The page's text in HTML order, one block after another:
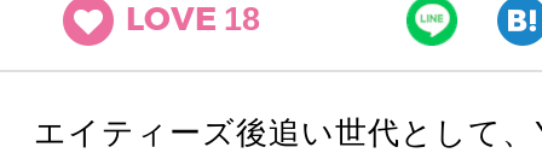
LOVE 18
エイティーズ後追い世代として、